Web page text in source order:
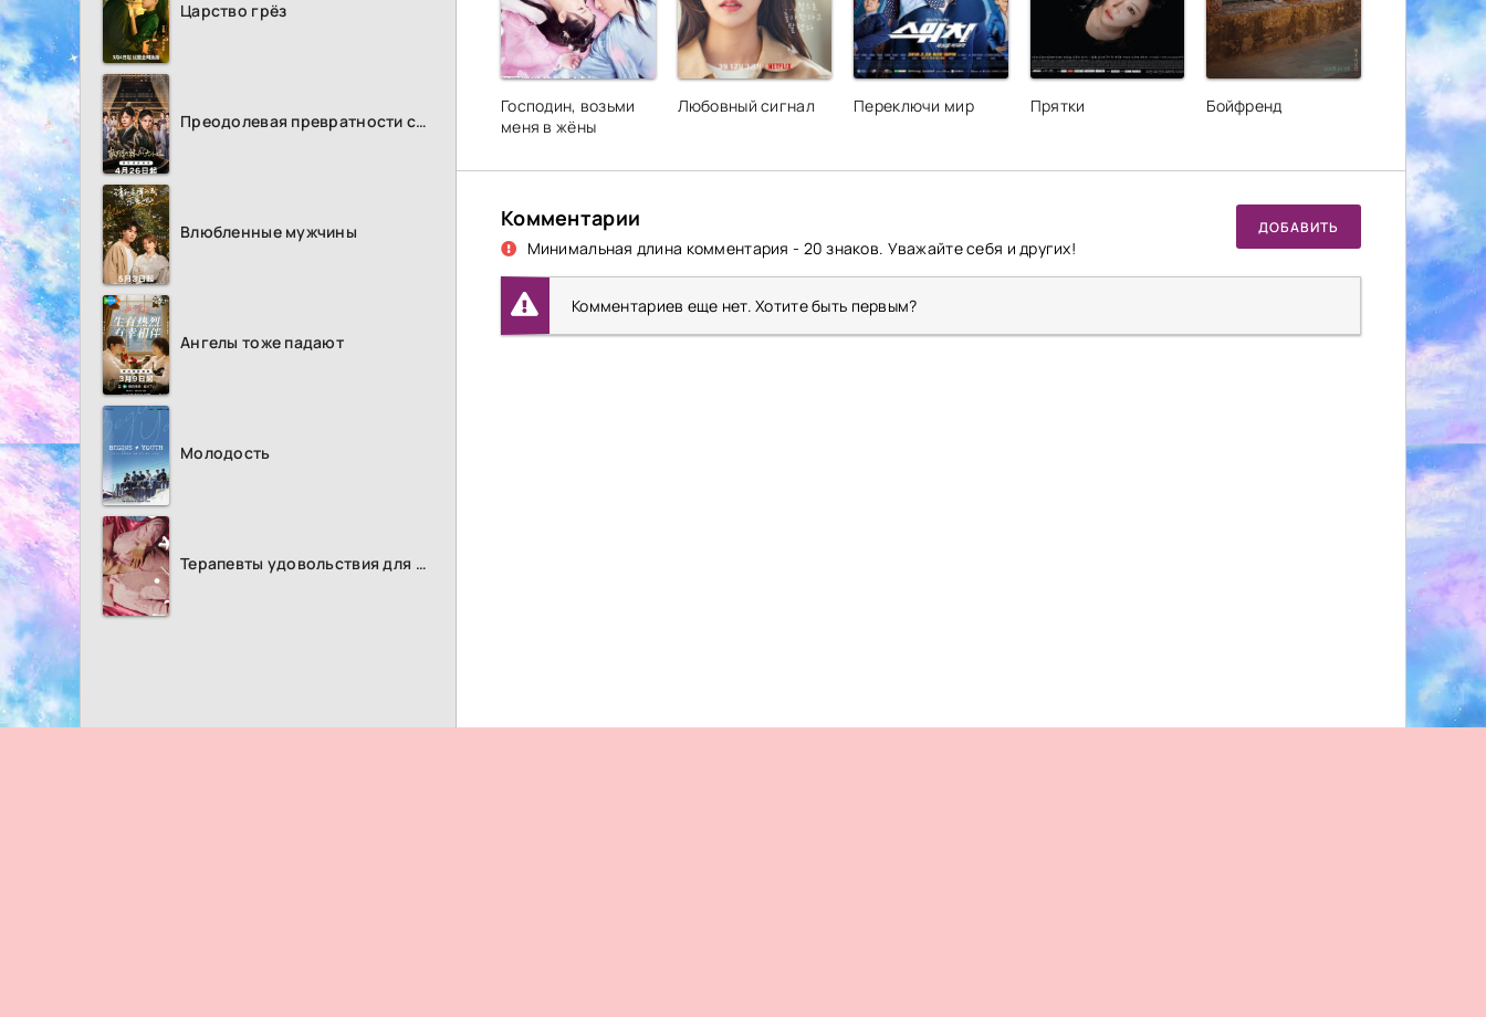
Царство грёз
Преодолевая превратности судьбы
Влюбленные мужчины
Ангелы тоже падают
Молодость
Терапевты удовольствия для женщин
Господин, возьми
меня в жёны
Любовный сигнал Переключи мир Прятки Бойфренд
Комментарии
Минимальная длина комментария - 20 знаков. Уважайте себя и других!
ДОБАВИТЬ
Комментариев еще нет. Хотите быть первым?